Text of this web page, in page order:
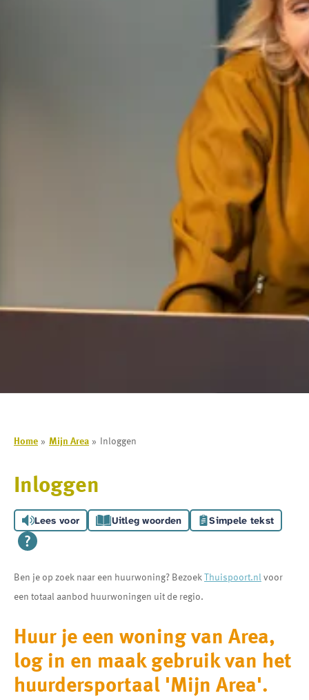
Home Mijn Area Inloggen
Inloggen
Lees voor Uitleg woorden Simpele tekst
Ben je op zoek naar een huurwoning? BezoekThuispoort.nlvoor
een totaal aanbod huurwoningen uit de regio.
Huur je een woning van Area,
log in en maak gebruik van het
huurdersportaal 'Mijn Area'.